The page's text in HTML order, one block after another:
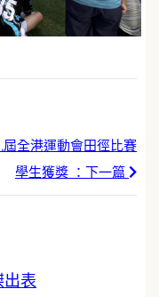
屆全港運動會田徑比賽
學生獲獎 ：下一篇
出表